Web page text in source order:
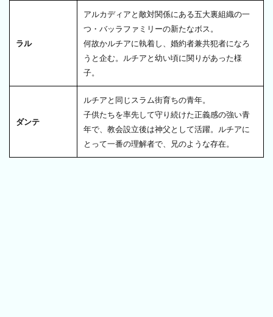
ラル
アルカディアと敵対関係にある五大裏組織の一
つ・バッラファミリーの新たなボス。
何故かルチアに執着し、婚約者兼共犯者になろ
うと企む。ルチアと幼い頃に関りがあった様
子。
ダンテ
ルチアと同じスラム街育ちの青年。
子供たちを率先して守り続けた正義感の強い青
年で、教会設立後は神父として活躍。ルチアに
とって一番の理解者で、兄のような存在。